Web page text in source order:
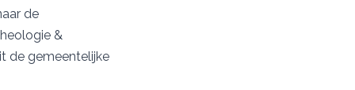
de
&
de gemeentelijke